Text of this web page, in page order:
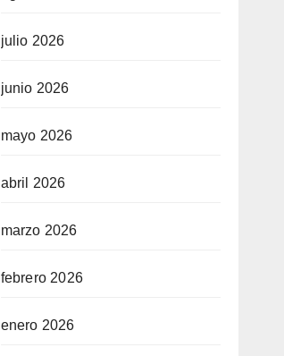
julio 2026
junio 2026
mayo 2026
abril 2026
marzo 2026
febrero 2026
enero 2026